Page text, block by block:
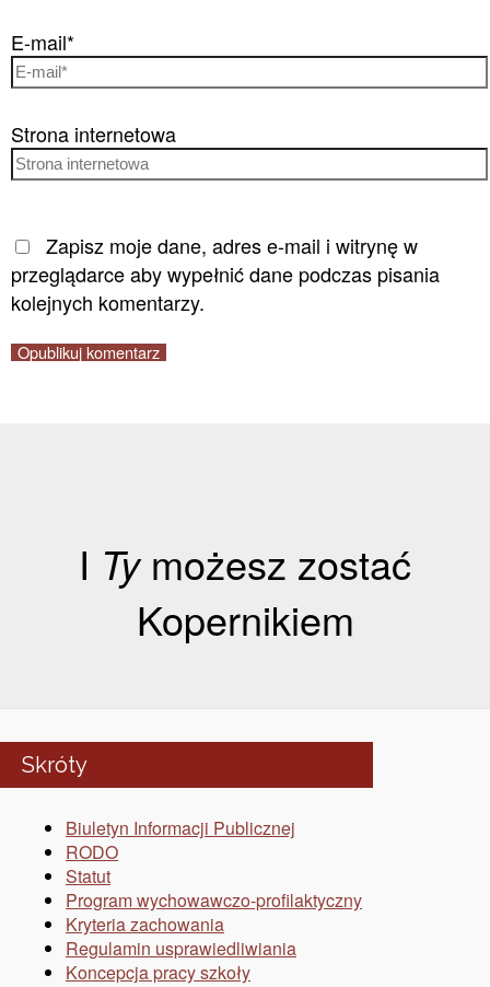
E-mail*
Strona internetowa
Zapisz moje dane, adres e-mail i witrynę w
przeglądarce aby wypełnić dane podczas pisania
kolejnych komentarzy.
I Tymożesz zostać
Kopernikiem
Skróty
Biuletyn Informacji Publicznej
RODO
Statut
Program wychowawczo-profilaktyczny
Kryteria zachowania
Regulamin usprawiedliwiania
Koncepcja pracy szkoły